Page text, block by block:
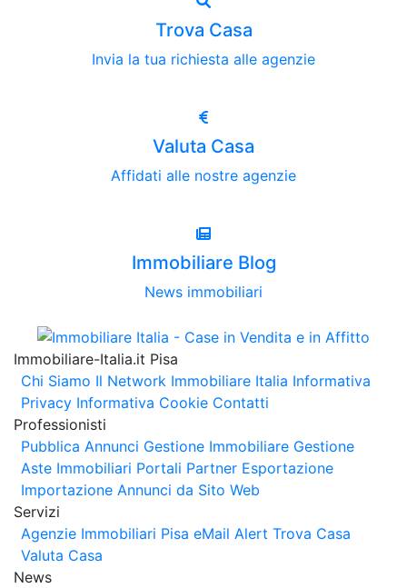
Trova Casa
Invia la tua richiesta alle agenzie
Valuta Casa
Affidati alle nostre agenzie
Immobiliare Blog
News immobiliari
Immobiliare-Italia.it Pisa
Chi Siamo Il Network Immobiliare Italia Informativa
Privacy Informativa Cookie Contatti
Professionisti
Pubblica Annunci Gestione Immobiliare Gestione
Aste Immobiliari Portali Partner Esportazione
Importazione Annunci da Sito Web
Servizi
Agenzie Immobiliari Pisa eMail Alert Trova Casa
Valuta Casa
News